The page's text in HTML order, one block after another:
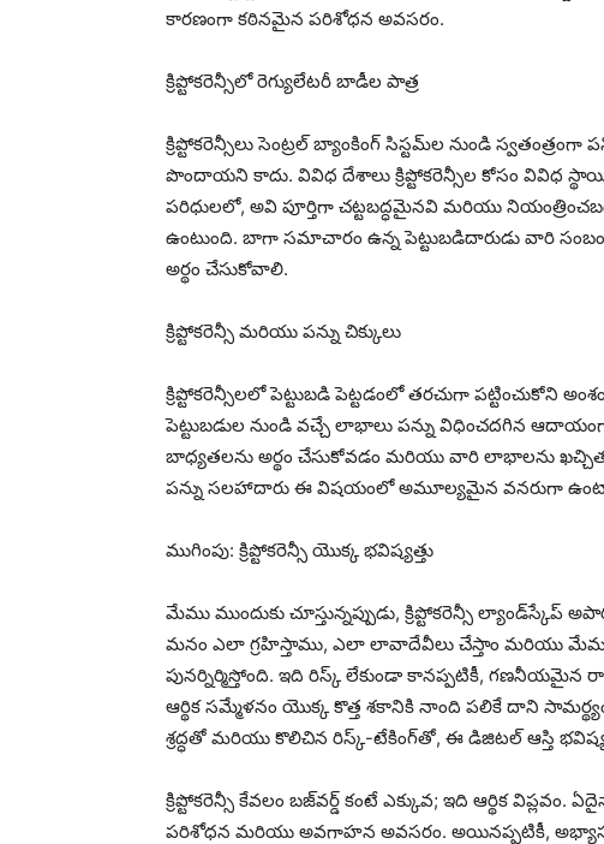
కారణంగా కఠినమైన పరిశోధన అవసరం.
క్రిప్టోకరెన్సీలో రెగ్యులేటరీ బాడీల పాత్ర
క్రిప్టోకరెన్సీలు సెంట్రల్ బ్యాంకింగ్ సిస్టమ్‌ల నుండి స్వతంత్రంగా
పొందాయని కాదు. వివిధ దేశాలు క్రిప్టోకరెన్సీల కోసం వివిధ
పరిధులలో, అవి పూర్తిగా చట్టబద్ధమైనవి మరియు
ఉంటుంది. బాగా సమాచారం ఉన్న పెట్టుబడిదారుడు వారి
అర్థం చేసుకోవాలి.
క్రిప్టోకరెన్సీ మరియు పన్ను చిక్కులు
క్రిప్టోకరెన్సీలలో పెట్టుబడి పెట్టడంలో తరచుగా పట్టించుకోని
పెట్టుబడుల నుండి వచ్చే లాభాలు పన్ను విధించదగిన
బాధ్యతలను అర్థం చేసుకోవడం మరియు వారి లాభాలను
పన్ను సలహాదారు ఈ విషయంలో అమూల్యమైన వనరుగా
ముగింపు: క్రిప్టోకరెన్సీ యొక్క భవిష్యత్తు
మేము ముందుకు చూస్తున్నప్పుడు, క్రిప్టోకరెన్సీ
మనం ఎలా గ్రహిస్తాము, ఎలా లావాదేవీలు చేస్తాం మరియు
పునర్నిర్మిస్తోంది. ఇది రిస్క్ లేకుండా కానప్పటికీ, గణనీయమైన
ఆర్థిక సమ్మేళనం యొక్క కొత్త శకానికి నాంది పలికే దాని
శ్రద్ధతో మరియు కొలిచిన రిస్క్-టేకింగ్‌తో, ఈ డిజిటల్ ఆస్తి
క్రిప్టోకరెన్సీ కేవలం బజ్‌వర్డ్ కంటే ఎక్కువ; ఇది ఆర్థిక
పరిశోధన మరియు అవగాహన అవసరం. అయినప్పటికీ, అభ్యాస